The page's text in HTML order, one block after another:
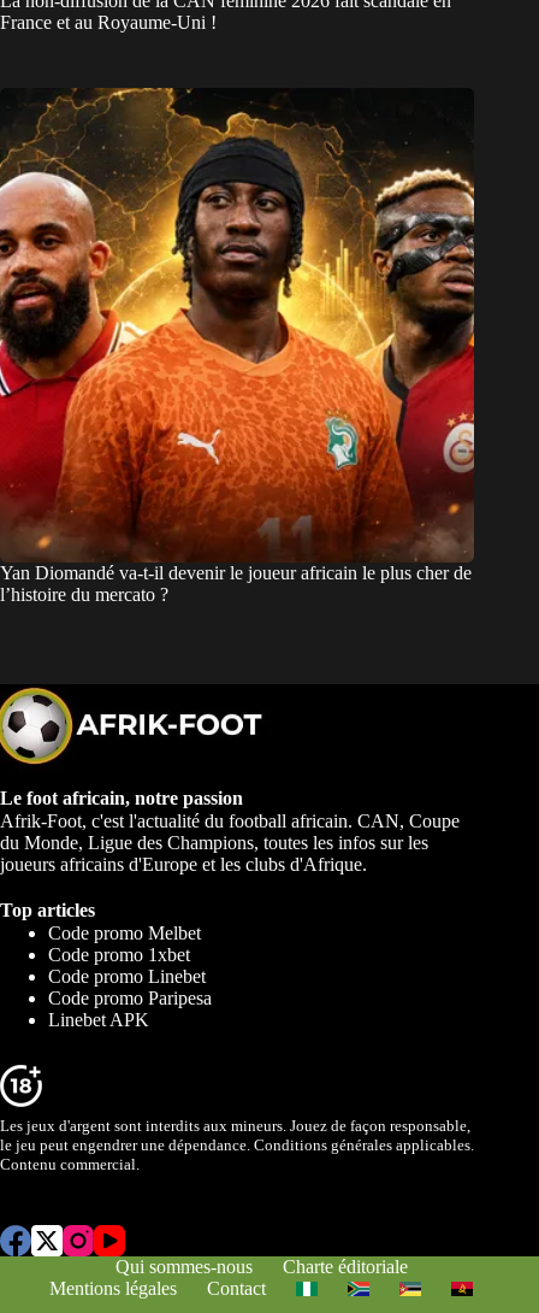
France et au Royaume-Uni !
Yan Diomandé va-t-il devenir le joueur africain le plus cher de
l’histoire du mercato ?
Le foot africain, notre passion
Afrik-Foot, c'est l'actualité du football africain. CAN, Coupe
du Monde, Ligue des Champions, toutes les infos sur les
joueurs africains d'Europe et les clubs d'Afrique.
Top articles
Code promo Melbet
Code promo 1xbet
Code promo Linebet
Code promo Paripesa
Linebet APK
Les jeux d'argent sont interdits aux mineurs. Jouez de façon responsable,
le jeu peut engendrer une dépendance. Conditions générales applicables.
Contenu commercial.
Qui sommes-nous
Charte éditoriale
Mentions légales
Contact